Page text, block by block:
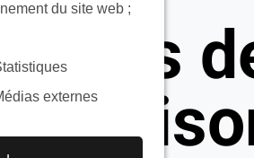
du site web ;
externes